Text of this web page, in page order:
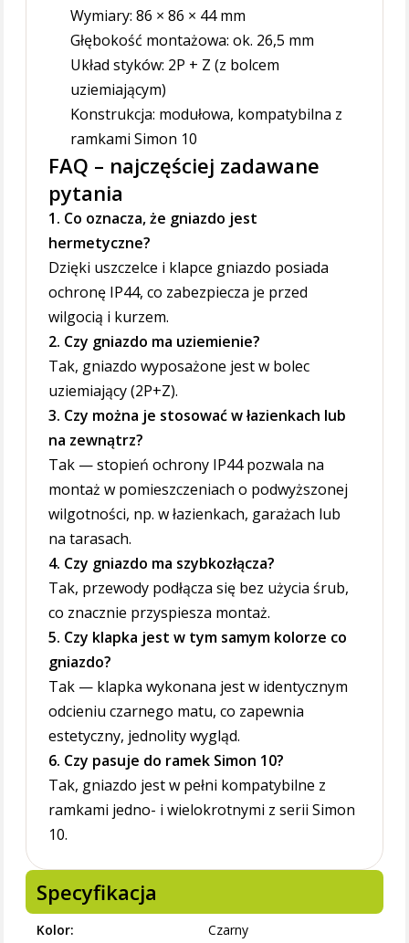
Wymiary: 86 × 86 × 44 mm
Głębokość montażowa: ok. 26,5 mm
Układ styków: 2P + Z (z bolcem
uziemiającym)
Konstrukcja: modułowa, kompatybilna z
ramkami Simon 10
FAQ – najczęściej zadawane
pytania
1. Co oznacza, że gniazdo jest
hermetyczne?
Dzięki uszczelce i klapce gniazdo posiada
ochronę IP44, co zabezpiecza je przed
wilgocią i kurzem.
2. Czy gniazdo ma uziemienie?
Tak, gniazdo wyposażone jest w bolec
uziemiający (2P+Z).
3. Czy można je stosować w łazienkach lub
na zewnątrz?
Tak — stopień ochrony IP44 pozwala na
montaż w pomieszczeniach o podwyższonej
wilgotności, np. w łazienkach, garażach lub
na tarasach.
4. Czy gniazdo ma szybkozłącza?
Tak, przewody podłącza się bez użycia śrub,
co znacznie przyspiesza montaż.
5. Czy klapka jest w tym samym kolorze co
gniazdo?
Tak — klapka wykonana jest w identycznym
odcieniu czarnego matu, co zapewnia
estetyczny, jednolity wygląd.
6. Czy pasuje do ramek Simon 10?
Tak, gniazdo jest w pełni kompatybilne z
ramkami jedno- i wielokrotnymi z serii Simon
10.
Specyfikacja
Kolor
Czarny